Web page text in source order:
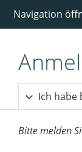
Navigation
Ich habe
Bitte melden